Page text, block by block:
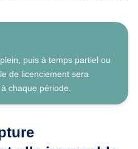
puis à temps partiel ou
de licenciement sera
chaque période.